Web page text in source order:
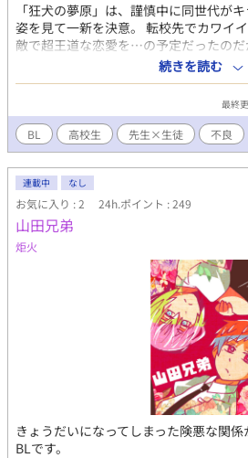
「狂犬の夢原」は、謹慎中に同世代が
姿を見て一新を決意。 転校先でカワイ
敵で超王道な恋愛を…の予定だったの
代」を知る元担任、ヒカリンの異動先
（？）に青春の王道イベントをこなす
か…？ ★性描写はありませんが、喧嘩
R15設定にしております★
続きを読む
最終
BL 高校生 先生×生徒 不良
連載中 なし
お気に入り : 2 24h.ポイント : 249
山田兄弟
炬火
きょうだいになってしまった険悪な関
BLです。